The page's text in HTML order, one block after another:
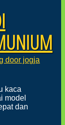
door jogja
kaca
model
dan